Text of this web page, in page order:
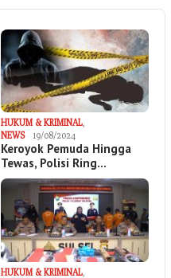
HUKUM & KRIMINAL
NEWS
19/08/2024
Keroyok Pemuda Hingga
Tewas, Polisi Ring…
HUKUM & KRIMINAL